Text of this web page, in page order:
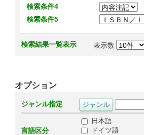
検索条件4
検索条件5
検索結果一覧表示 表示数
オプション
ジャンル指定
言語区分
日本語
ドイツ語